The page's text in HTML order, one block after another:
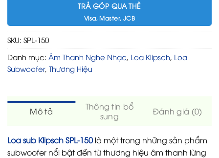
TRẢ GÓP QUA THẺ
Visa, Master, JCB
SKU: SPL-150
Danh mục: Âm Thanh Nghe Nhạc Loa Klipsch Loa
Subwoofer, Thương Hiệu
Mô tả
Thông tin bổ
sung
Đánh giá (0)
Loa sub Klipsch SPL-150 là một trong những sản phẩm
subwoofer nổi bật đến từ thương hiệu âm thanh lừng